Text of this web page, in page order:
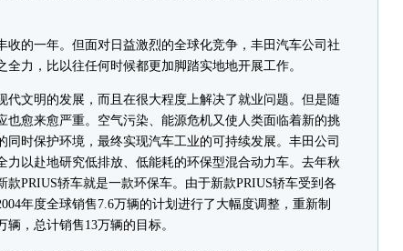
的一年。但面对日益激烈的全球化竞争，丰田汽车公司社
力，比以往任何时候都更加脚踏实地地开展工作。
文明的发展，而且在很大程度上解决了就业问题。但是随
也愈来愈严重。空气污染、能源危机又使人类面临着新的挑
同时保护环境，最终实现汽车工业的可持续发展。丰田公司
力以赴地研究低排放、低能耗的环保型混合动力车。去年秋
PRIUS轿车就是一款环保车。由于新款PRIUS轿车受到各
年度全球销售7.6万辆的计划进行了大幅度调整，重新制
，总计销售13万辆的目标。